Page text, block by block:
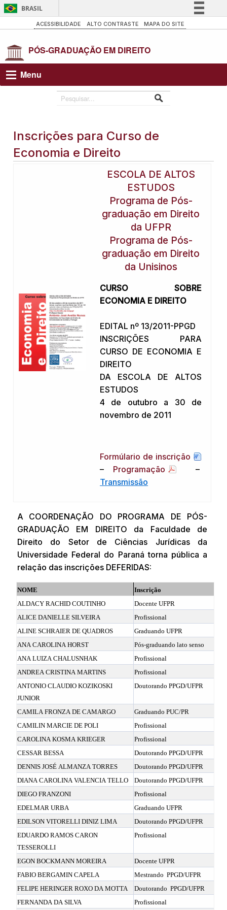
BRASIL
Simplifique!
Participe
Legislação
Canais
ACESSIBILIDADE ALTO CONTRASTE MAPA DO SITE
Menu
Inscrições para Curso de
Economia e Direito
ESCOLA DE ALTOS
ESTUDOS
Programa de Pós-
graduação em Direito
da UFPR
Programa de Pós-
graduação em Direito
da Unisinos
CURSO SOBRE
ECONOMIA E DIREITO
EDITAL nº 13/2011-PPGD
INSCRIÇÕES PARA
CURSO DE ECONOMIA E
DIREITO
DA ESCOLA DE ALTOS
ESTUDOS
4 de outubro a 30 de
novembro de 2011
Formúlario de inscrição
– Programação
–
Transmissão
A COORDENAÇÃO DO PROGRAMA DE PÓS-
GRADUAÇÃO EM DIREITO da Faculdade de
Direito do Setor de Ciências Jurídicas da
Universidade Federal do Paraná torna pública a
relação das inscrições DEFERIDAS:
NOME
Inscrição
ALDACY RACHID COUTINHO
Docente UFPR
ALICE DANIELLE SILVEIRA
Profissional
ALINE SCHRAIER DE QUADROS
Graduando UFPR
ANA CAROLINA HORST
Pós-graduando lato senso
ANA LUIZA CHALUSNHAK
Profissional
ANDREA CRISTINA MARTINS
Profissional
ANTONIO CLAUDIO KOZIKOSKI
JUNIOR
Doutorando PPGD/UFPR
CAMILA FRONZA DE CAMARGO
Graduando PUC/PR
CAMILIN MARCIE DE POLI
Profissional
CAROLINA KOSMA KRIEGER
Profissional
CESSAR BESSA
Doutorando PPGD/UFPR
DENNIS JOSÉ ALMANZA TORRES
Doutorando PPGD/UFPR
DIANA CAROLINA VALENCIA TELLO
Doutorando PPGD/UFPR
DIEGO FRANZONI
Profissional
EDELMAR URBA
Graduando UFPR
EDILSON VITORELLI DINIZ LIMA
Doutorando PPGD/UFPR
EDUARDO RAMOS CARON
TESSEROLLI
Profissional
EGON BOCKMANN MOREIRA
Docente UFPR
FABIO BERGAMIN CAPELA
Mestrando PPGD/UFPR
FELIPE HERINGER ROXO DA MOTTA
Doutorando PPGD/UFPR
FERNANDA DA SILVA
Profissional